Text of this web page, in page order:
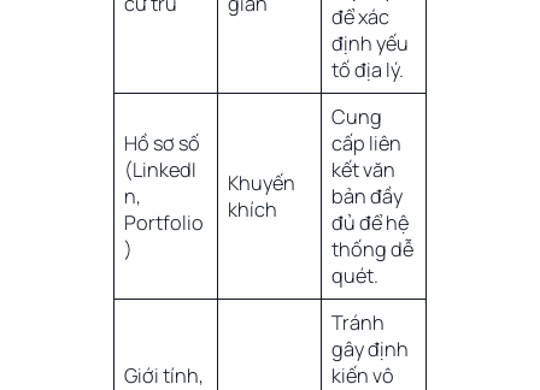
để xác
định yếu
tố địa lý.
Hồ sơ số
(LinkedI
n,
Portfolio
)
Khuyến
khích
Cung
cấp liên
kết văn
bản đầy
đủ để hệ
thống dễ
quét.
Giới tính,
Tránh
gây định
kiến vô